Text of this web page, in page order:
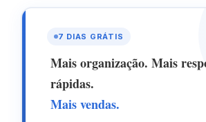
Banner
Imobilead
7 DIAS GRÁTIS
Mais organização. Mais
rápidas.
Mais vendas.